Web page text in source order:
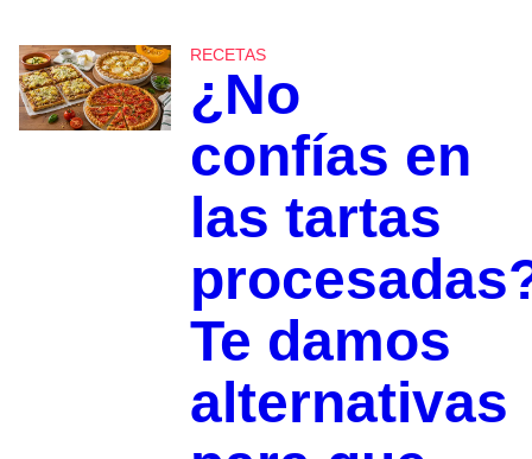
RECETAS
¿No
confías en
las tartas
Te damos
alternativas